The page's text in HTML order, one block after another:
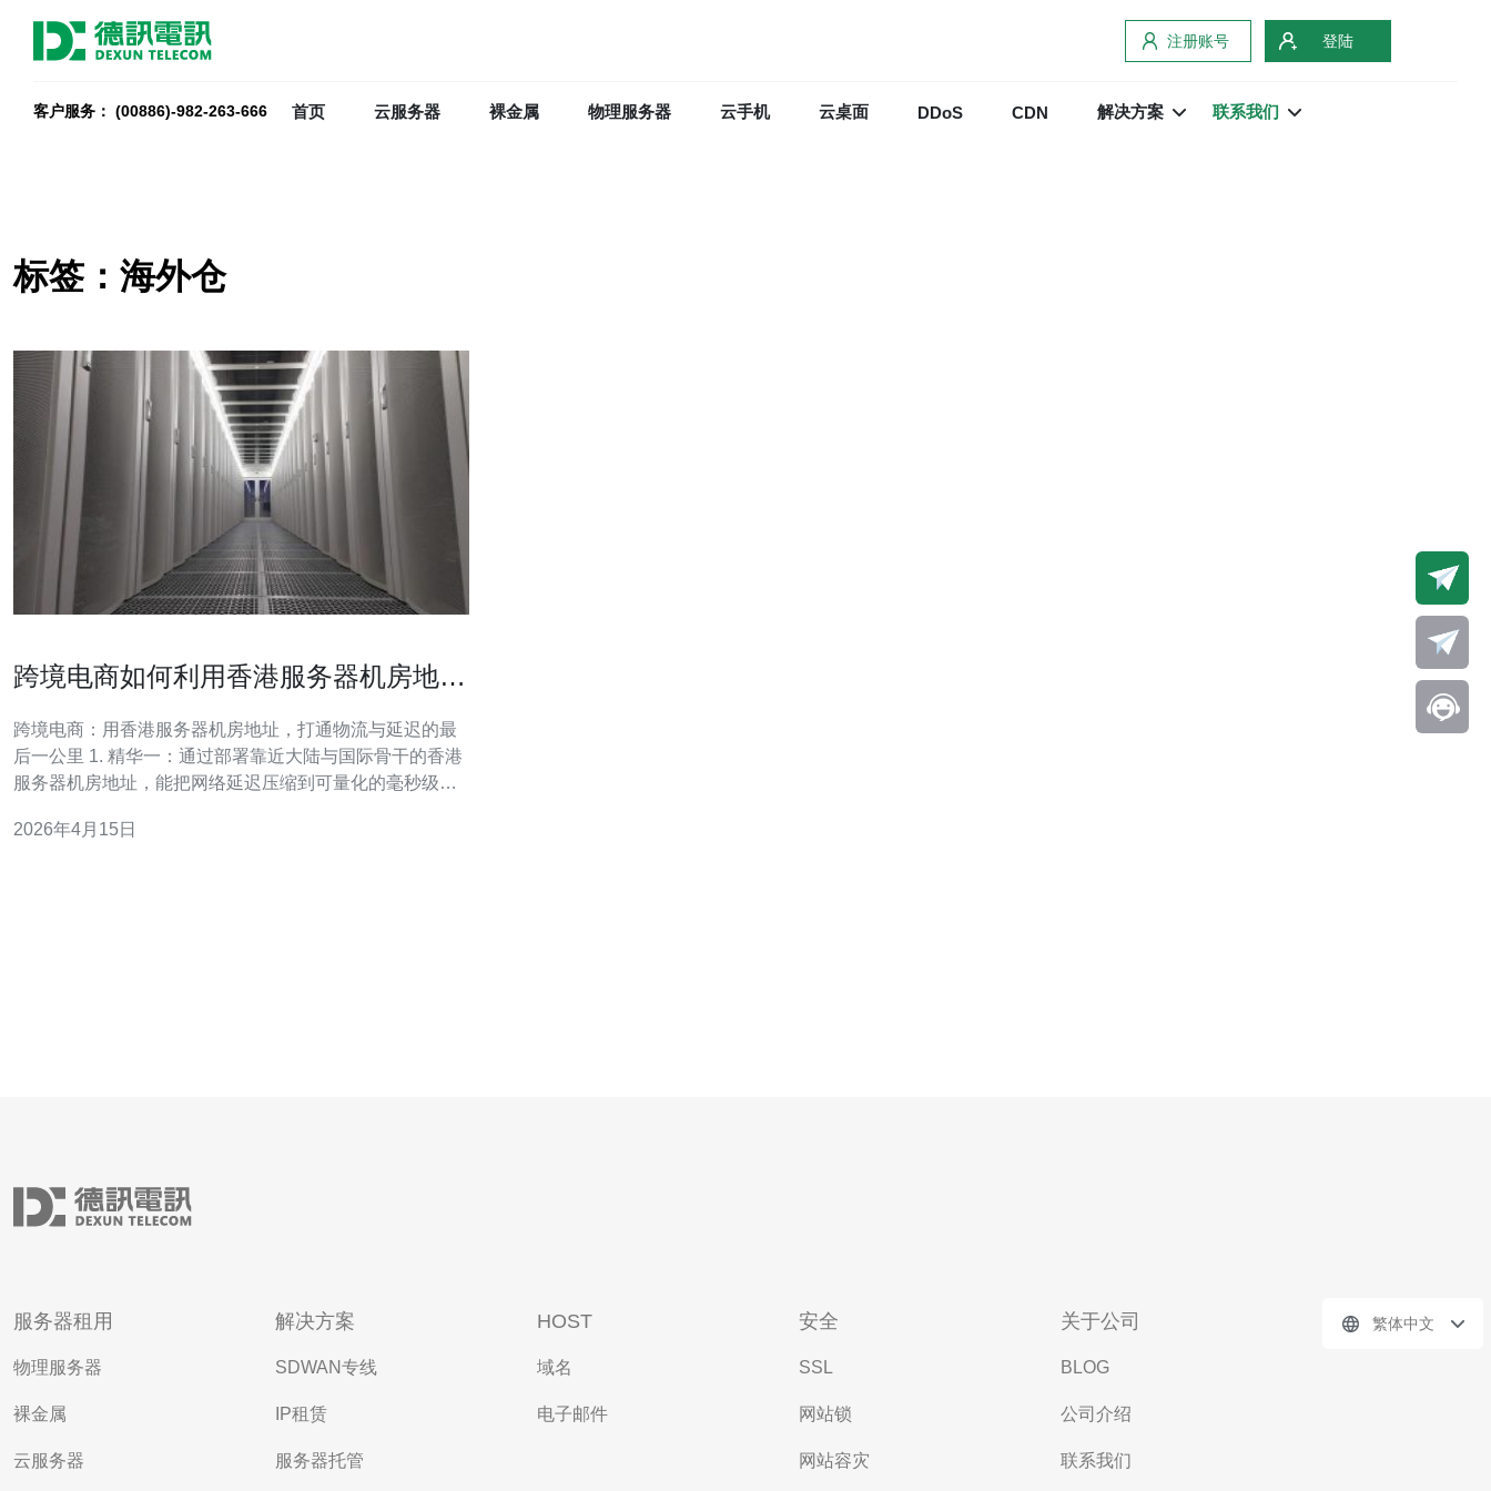
注册账号 登陆
客户服务： (00886)-982-263-666 首页 云服务器 裸金属 物理服务器 云手机 云桌面 DDoS CDN 解决方案 联系我们
标签：海外仓
跨境电商如何利用香港服务器机房地址
跨境电商：用香港服务器机房地址，打通物流与延迟的最
后一公里 1. 精华一：通过部署靠近大陆与国际骨干的香港
服务器机房地址，能把网络延迟压缩到可量化的毫秒级，
DNS、Anycast与分布式CDN，将流量就近引导至最优出
2026年4月15日
服务器租用
物理服务器
裸金属
云服务器
解决方案
SDWAN专线
IP租赁
服务器托管
HOST
域名
电子邮件
安全
SSL
网站锁
网站容灾
关于公司
BLOG
公司介绍
联系我们
繁体中文